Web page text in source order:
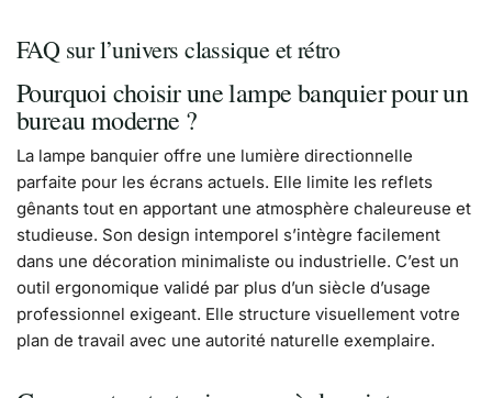
FAQ sur l’univers classique et rétro
Pourquoi choisir une lampe banquier pour un
bureau moderne ?
La lampe banquier offre une lumière directionnelle
parfaite pour les écrans actuels. Elle limite les reflets
gênants tout en apportant une atmosphère chaleureuse et
studieuse. Son design intemporel s’intègre facilement
dans une décoration minimaliste ou industrielle. C’est un
outil ergonomique validé par plus d’un siècle d’usage
professionnel exigeant. Elle structure visuellement votre
plan de travail avec une autorité naturelle exemplaire.